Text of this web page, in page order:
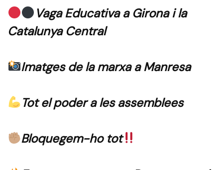
Vaga Educativa a Girona i la
Catalunya Central
Imatges de la marxa a Manresa
Tot el poder a les assemblees
Bloquegem-ho tot